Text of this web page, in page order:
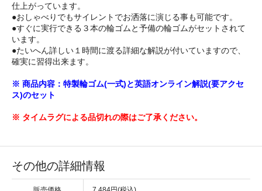
仕上がっています。
●おしゃべりでもサイレントでお洒落に演じる事も可能です。
●すぐに実行できる３本の輪ゴムと予備の輪ゴムがセットされて
います。
●たいへん詳しい１時間に渡る詳細な解説が付いていますので、
確実に習得出来ます。
※ 商品内容：特製輪ゴム(一式)と英語オンライン解説(要アクセ
ス)のセット
※ タイムラグによる品切れの際はご了承ください。
その他の詳細情報